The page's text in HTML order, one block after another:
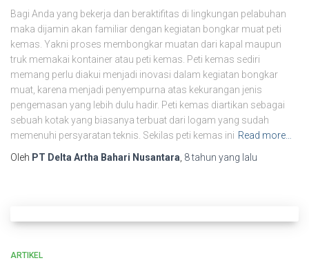
Bagi Anda yang bekerja dan beraktifitas di lingkungan pelabuhan
maka dijamin akan familiar dengan kegiatan bongkar muat peti
kemas. Yakni proses membongkar muatan dari kapal maupun
truk memakai kontainer atau peti kemas. Peti kemas sediri
memang perlu diakui menjadi inovasi dalam kegiatan bongkar
muat, karena menjadi penyempurna atas kekurangan jenis
pengemasan yang lebih dulu hadir. Peti kemas diartikan sebagai
sebuah kotak yang biasanya terbuat dari logam yang sudah
memenuhi persyaratan teknis. Sekilas peti kemas ini Read more…
Oleh PT Delta Artha Bahari Nusantara 8 tahun yang lalu
ARTIKEL